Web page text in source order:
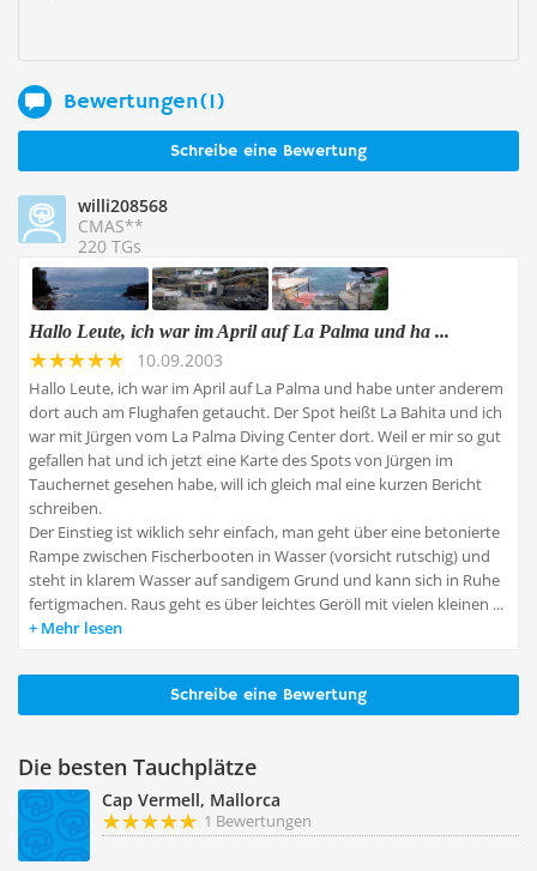
Bewertungen(1)
Schreibe eine Bewertung
willi208568
CMAS**
220 TGs
Hallo Leute, ich war im April auf La Palma und ha ...
10.09.2003
Hallo Leute, ich war im April auf La Palma und habe unter anderem
dort auch am Flughafen getaucht. Der Spot heißt La Bahita und ich
war mit Jürgen vom La Palma Diving Center dort. Weil er mir so gut
gefallen hat und ich jetzt eine Karte des Spots von Jürgen im
Tauchernet gesehen habe, will ich gleich mal eine kurzen Bericht
schreiben.
Der Einstieg ist wiklich sehr einfach, man geht über eine betonierte
Rampe zwischen Fischerbooten in Wasser (vorsicht rutschig) und
steht in klarem Wasser auf sandigem Grund und kann sich in Ruhe
fertigmachen. Raus geht es über leichtes Geröll mit vielen kleinen ...
Mehr lesen
Schreibe eine Bewertung
Die besten Tauchplätze
Cap Vermell, Mallorca
1 Bewertungen